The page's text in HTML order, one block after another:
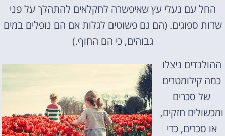
החל עם נעלי עץ שאיפשרה לחקלאים להתהלך על פני
שדות ספוגים. (הם גם פשוטים לגלות אם הם נופלים במים
גבוהים, כי הם החוף.)
ההולנדים ניצלו
כמה קילומטרים
של סכרים
ומכשולים חזקים,
או סכרים, כדי